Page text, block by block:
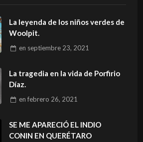
La leyenda de los niños verdes de
Woolpit.
en septiembre 23, 2021
La tragedia en la vida de Porfirio
Díaz.
en febrero 26, 2021
SE ME APARECIÓ EL INDIO
CONIN EN QUERÉTARO